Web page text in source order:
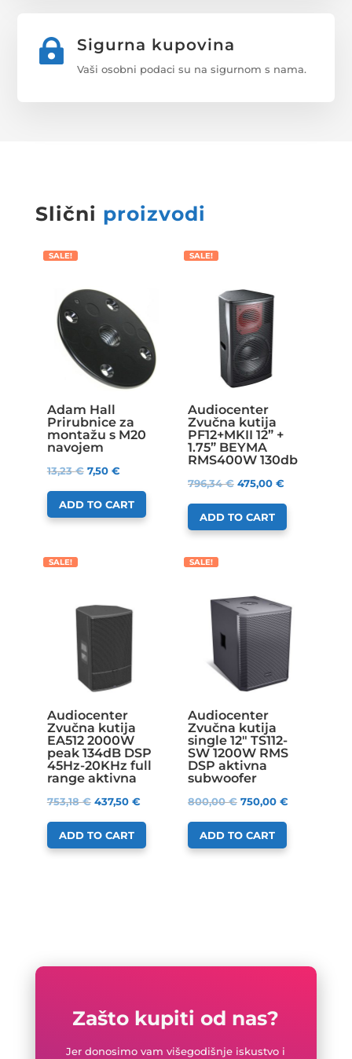
 Sigurna kupovina
Vaši osobni podaci su na sigurnom s nama.
Slični proizvodi
SALE!
Adam Hall
Prirubnice za
montažu s M20
navojem
13,23€ 7,50 €
ADD TO CART
SALE!
Audiocenter
Zvučna kutija
PF12+MKII 12” +
1.75” BEYMA
RMS400W 130db
796,34€ 475,00 €
ADD TO CART
SALE!
Audiocenter
Zvučna kutija
EA512 2000W
peak 134dB DSP
45Hz-20KHz full
range aktivna
753,18€ 437,50 €
ADD TO CART
SALE!
Audiocenter
Zvučna kutija
single 12″ TS112-
SW 1200W RMS
DSP aktivna
subwoofer
800,00€ 750,00 €
ADD TO CART
Zašto kupiti od nas?
Jer donosimo vam višegodišnje iskustvo i